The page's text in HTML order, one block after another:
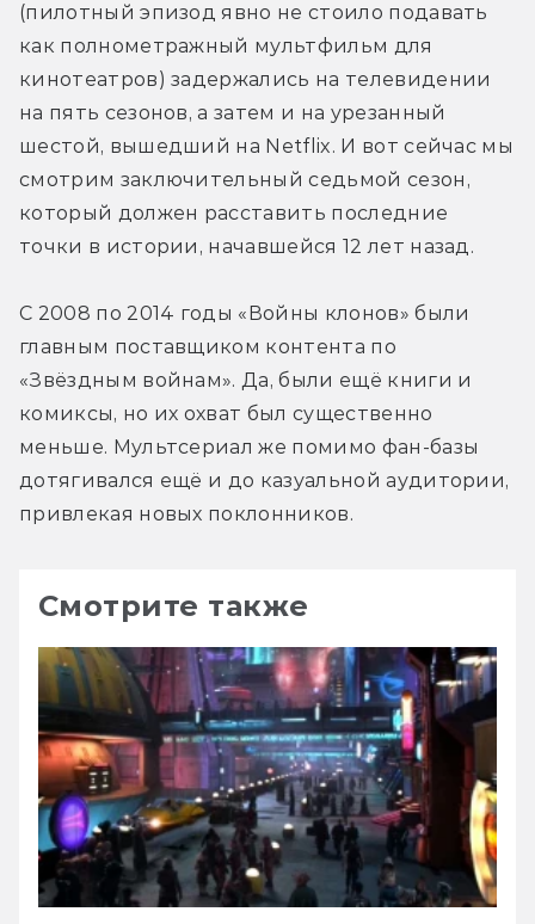
(пилотный эпизод явно не стоило подавать
как полнометражный мультфильм для
кинотеатров) задержались на телевидении
на пять сезонов, а затем и на урезанный
шестой, вышедший на Netflix. И вот сейчас мы
смотрим заключительный седьмой сезон,
который должен расставить последние
точки в истории, начавшейся 12 лет назад.
С 2008 по 2014 годы «Войны клонов» были
главным поставщиком контента по
«Звёздным войнам». Да, были ещё книги и
комиксы, но их охват был существенно
меньше. Мультсериал же помимо фан-базы
дотягивался ещё и до казуальной аудитории,
привлекая новых поклонников.
Смотрите также